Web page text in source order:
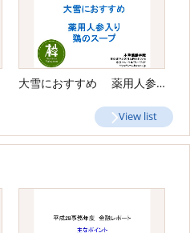
大雪におすすめ 薬用人参入り鶏のスープ
View list